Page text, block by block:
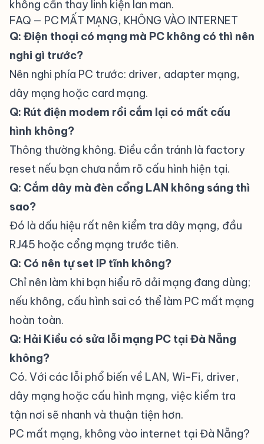
không cần thay linh kiện lan man.
FAQ — PC MẤT MẠNG, KHÔNG VÀO INTERNET
Q: Điện thoại có mạng mà PC không có thì nên
nghi gì trước?
Nên nghi phía PC trước: driver, adapter mạng,
dây mạng hoặc card mạng.
Q: Rút điện modem rồi cắm lại có mất cấu
hình không?
Thông thường không. Điều cần tránh là factory
reset nếu bạn chưa nắm rõ cấu hình hiện tại.
Q: Cắm dây mà đèn cổng LAN không sáng thì
sao?
Đó là dấu hiệu rất nên kiểm tra dây mạng, đầu
RJ45 hoặc cổng mạng trước tiên.
Q: Có nên tự set IP tĩnh không?
Chỉ nên làm khi bạn hiểu rõ dải mạng đang dùng;
nếu không, cấu hình sai có thể làm PC mất mạng
hoàn toàn.
Q: Hải Kiều có sửa lỗi mạng PC tại Đà Nẵng
không?
Có. Với các lỗi phổ biến về LAN, Wi-Fi, driver,
dây mạng hoặc cấu hình mạng, việc kiểm tra
tận nơi sẽ nhanh và thuận tiện hơn.
PC mất mạng, không vào internet tại Đà Nẵng?